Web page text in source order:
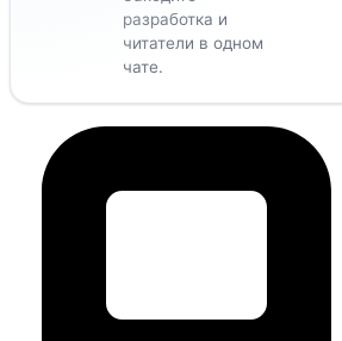
разработка и
читатели в одном
чате.